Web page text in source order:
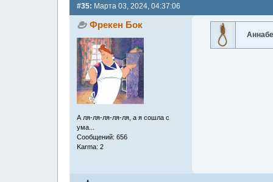
#35: Марта 03, 2024, 04:37:06
Фрекен Бок
А ля-ля-ля-ля-ля, а я сошла с
ума...
Сообщений: 656
Karma: 2